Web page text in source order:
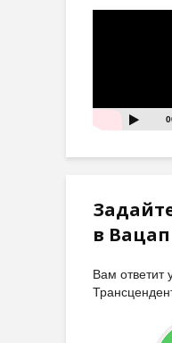
в Вацап
Вам ответит